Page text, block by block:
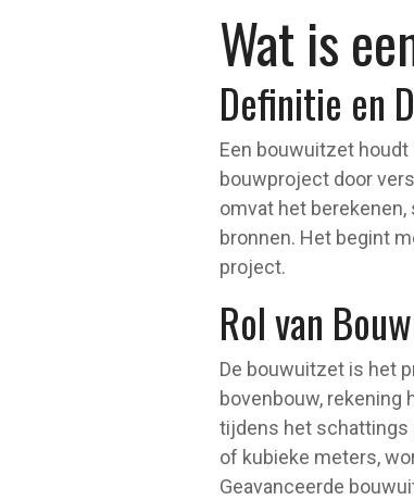
Wat is
Definitie en
Een bouwuitzet
bouwproject door
omvat het
bronnen. Het begint
project.
Rol van
De bouwuitzet is het
bovenbouw, rekening
tijdens het schattings
of kubieke meters,
Geavanceerde